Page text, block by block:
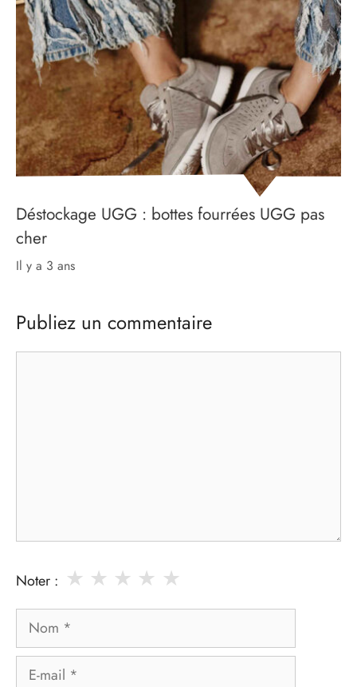
Déstockage UGG : bottes fourrées UGG pas
cher
il y a 3 ans
Publiez un commentaire
Noter : ★
★
★
★
★
Nom